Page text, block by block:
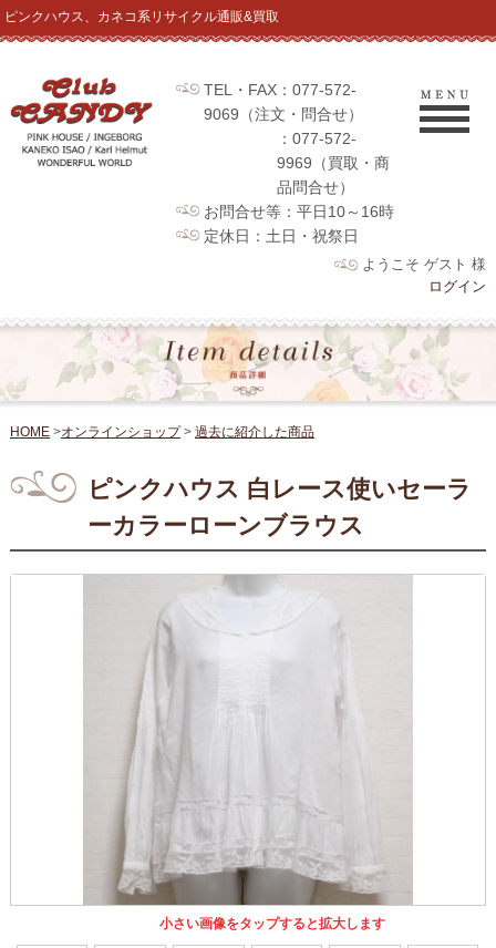
ピンクハウス、カネコ系リサイクル通販&買取
TEL・FAX：077-572-
9069（注文・問合せ）
：077-572-
9969（買取・商
品問合せ）
お問合せ等：平日10～16時
定休日：土日・祝祭日
ようこそ ゲスト 様
ログイン
HOME>オンラインショップ> 過去に紹介した商品
ピンクハウス 白レース使いセーラ
ーカラーローンブラウス
小さい画像をタップすると拡大します